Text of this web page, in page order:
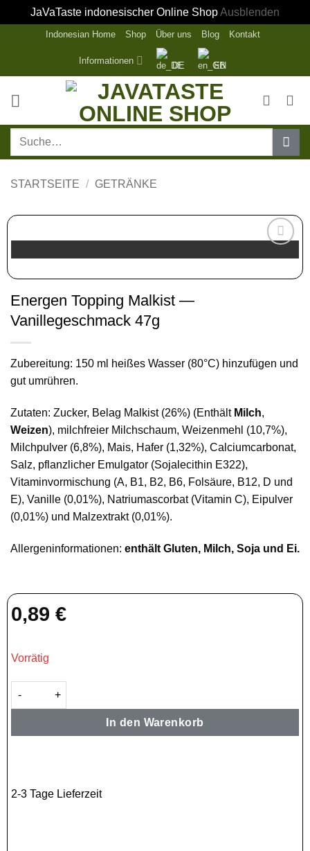
JaVaTaste indonesischer Online ShopAusblenden
Indonesian Home Shop Über uns Blog Kontakt
Informationen DE EN
Suche
STARTSEITE / GETRÄNKE
Zur
hinzufügen
Energen Topping Malkist —
Vanillegeschmack 47g
Zubereitung: 150 ml heißes Wasser (80°C) hinzufügen und
gut umrühren.
Zutaten: Zucker, Belag Malkist (26%) (Enthält Milch,
Weizen), milchfreier Milchschaum, Weizenmehl (10,7%),
Milchpulver (6,8%), Mais, Hafer (1,32%), Calciumcarbonat,
Salz, pflanzlicher Emulgator (Sojalecithin E322),
Vitaminvormischung (A, B1, B2, B6, Folsäure, B12, D und
E), Vanille (0,01%), Natriumascorbat (Vitamin C), Eipulver
(0,01%) und Malzextrakt (0,01%).
Allergeninformationen: enthält Gluten, Milch, Soja und Ei.
0,89 €
Vorrätig
In den Warenkorb
2-3 Tage Lieferzeit